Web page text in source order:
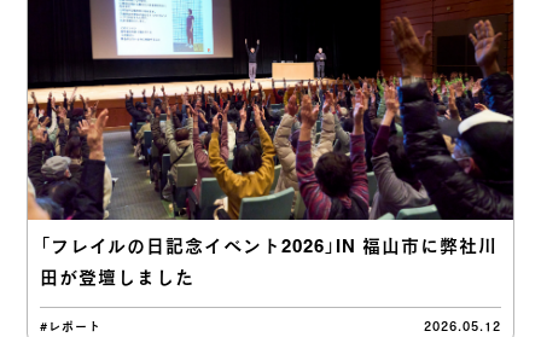
「フレイルの日記念イベント2026」IN 福山市に弊社川
田が登壇しました
#レポート 2026.05.12